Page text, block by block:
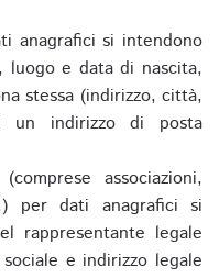
anagrafici si intendono
luogo e data di nascita,
stessa (indirizzo, città,
un indirizzo di posta
associazioni,
per dati anagrafici si
rappresentante legale
e indirizzo legale